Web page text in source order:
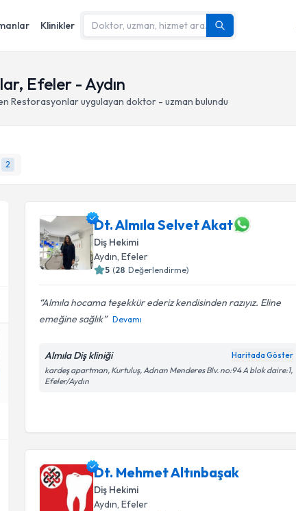
Klinikler
Efeler - Aydın
Restorasyonlaruygulayan doktor - uzman bulundu
2
Dt. Almıla Selvet Akat
Diş Hekimi
Aydın, Efeler
5 (28 Değerlendirme)
Almıla hocama teşekkür ederiz kendisinden razıyız. Eline
emeğine sağlık
Devamı
Almıla Diş kliniği Haritada Göster
kardeş apartman, Kurtuluş, Adnan Menderes Blv. no:94 A blok daire:1,
Efeler/Aydın
Dt. Mehmet Altınbaşak
Diş Hekimi
Aydın , Efeler